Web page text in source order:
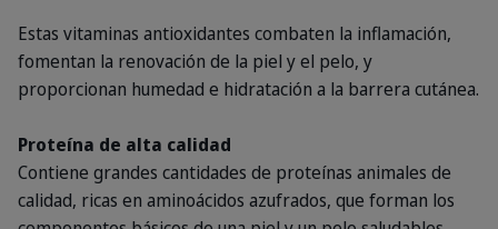
Estas vitaminas antioxidantes combaten la inflamación,
fomentan la renovación de la piel y el pelo, y
proporcionan humedad e hidratación a la barrera cutánea.
Proteína de alta calidad
Contiene grandes cantidades de proteínas animales de
calidad, ricas en aminoácidos azufrados, que forman los